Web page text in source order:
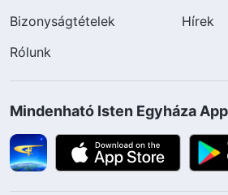
Bizonyságtételek
Hírek
Rólunk
Mindenható Isten Egyháza